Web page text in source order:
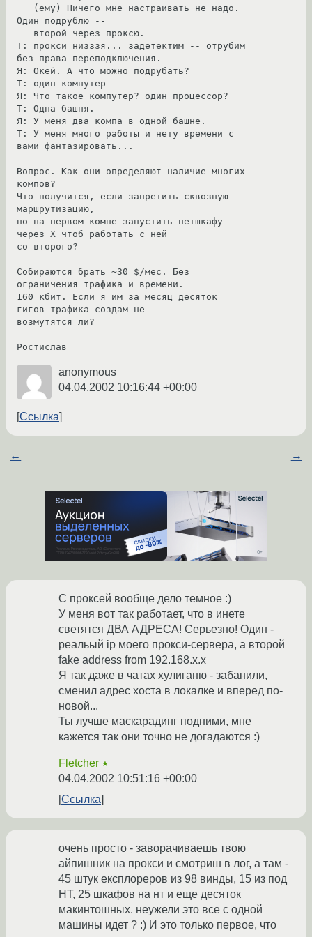
Один подрублю --
Т: прокси низззя... задетектим -- отрубим
без права переподключения.
Я: Окей. А что можно подрубать?
Т: один компутер
Я: Что такое компутер? один процессор?
Т: Одна башня.
Я: У меня два компа в одной башне.
Т: У меня много работы и нету времени с
вами фантазировать...
Вопрос. Как они определяют наличие многих
компов?
Что получится, если запретить сквозную
маршрутизацию,
но на первом компе запустить нетшкафу
через Х чтоб работать с ней
со второго?
Собираются брать ~30 $/мес. Без
ограничения трафика и времени.
160 кбит. Если я им за месяц десяток
гигов трафика создам не
возмутятся ли?
Ростислав
anonymous
04.04.2002 10:16:44 +00:00
Ссылка
← →
С проксей вообще дело темное :)
У меня вот так работает, что в инете
светятся ДВА АДРЕСА! Серьезно! Один -
реальый ip моего прокси-сервера, а второй
fake address from 192.168.x.x
Я так даже в чатах хулиганю - забанили,
сменил адрес хоста в локалке и вперед по-
новой...
Ты лучше маскарадинг подними, мне
кажется так они точно не догадаются :)
Fletcher ★
04.04.2002 10:51:16 +00:00
Ссылка
очень просто - заворачиваешь твою
айпишник на прокси и смотриш в лог, а там -
45 штук експлореров из 98 винды, 15 из под
НТ, 25 шкафов на нт и еще десяток
макинтошных. неужели это все с одной
машины идет ? :) И это только первое, что